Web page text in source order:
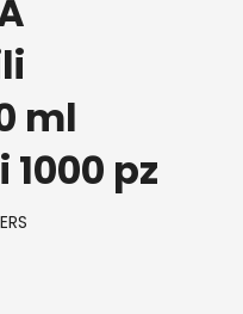
ml
pz